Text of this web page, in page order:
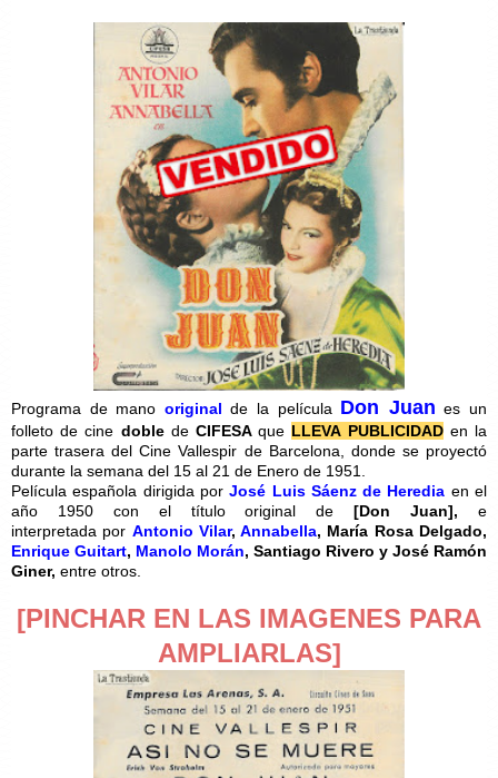
Programa de mano original de la película Don Juan es un
folleto de cine dobledeCIFESAque LLEVA PUBLICIDADen la
parte trasera del Cine Vallespir de Barcelona, donde se proyectó
durante la semana del 15 al 21 de Enero de 1951.
Película española dirigida porJosé Luis Sáenz de Heredia en el
año 1950 con el título original de[Don Juan],e
interpretada por Antonio Vilar,Annabella, María Rosa Delgado,
Enrique Guitart, Manolo Morán, Santiago Rivero y José Ramón
Giner, entre otros.
[PINCHAR EN LAS IMAGENES PARA
AMPLIARLAS]